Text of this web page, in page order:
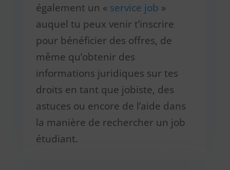
également un « service job »
auquel tu peux venir t’inscrire
pour bénéficier des offres, de
même qu’obtenir des
informations juridiques sur tes
droits en tant que jobiste, des
astuces ou encore de l’aide dans
la manière de rechercher un job
étudiant.